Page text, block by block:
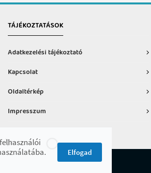
TÁJÉKOZTATÁSOK
Adatkezelési tájékoztató
Kapcsolat
Oldaltérkép
Impresszum
Elfogad